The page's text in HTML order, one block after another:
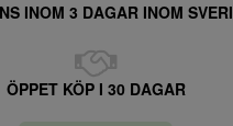
INOM 3 DAGAR INOM
ÖPPET KÖP I 30 DAGAR